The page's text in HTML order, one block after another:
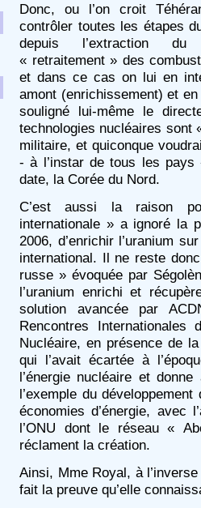
Donc, ou l’on croit
contrôler toutes les étapes
depuis l’extraction du
« retraitement » des
et dans ce cas on lui en
amont (enrichissement) et
souligné lui-même le
technologies nucléaires sont
militaire, et quiconque
- à l’instar de tous les
date, la Corée du Nord.
C’est aussi la raison
internationale » a ignoré la
2006, d’enrichir l’uranium
international. Il ne reste
russe » évoquée par
l’uranium enrichi et
solution avancée par
Rencontres Internationales
Nucléaire, en présence de la
qui l’avait écartée à
l’énergie nucléaire et
l’exemple du
économies d’énergie, avec
l’ONU dont le réseau «
réclament la création.
Ainsi, Mme Royal, à
fait la preuve qu’elle